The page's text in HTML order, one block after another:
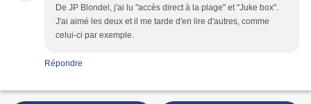
De JP Blondel, j'ai lu "accès direct à la plage" et "Juke box".
J'ai aimé les deux et il me tarde d'en lire d'autres, comme
celui-ci par exemple.
Répondre